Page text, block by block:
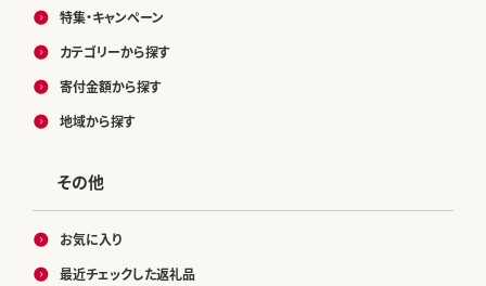
特集・キャンペーン
カテゴリーから探す
寄付金額から探す
地域から探す
その他
お気に入り
最近チェックした返礼品